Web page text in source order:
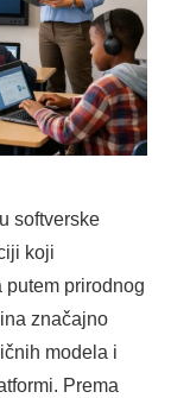
softverske
koji
prirodnog
značajno
modela i
Prema